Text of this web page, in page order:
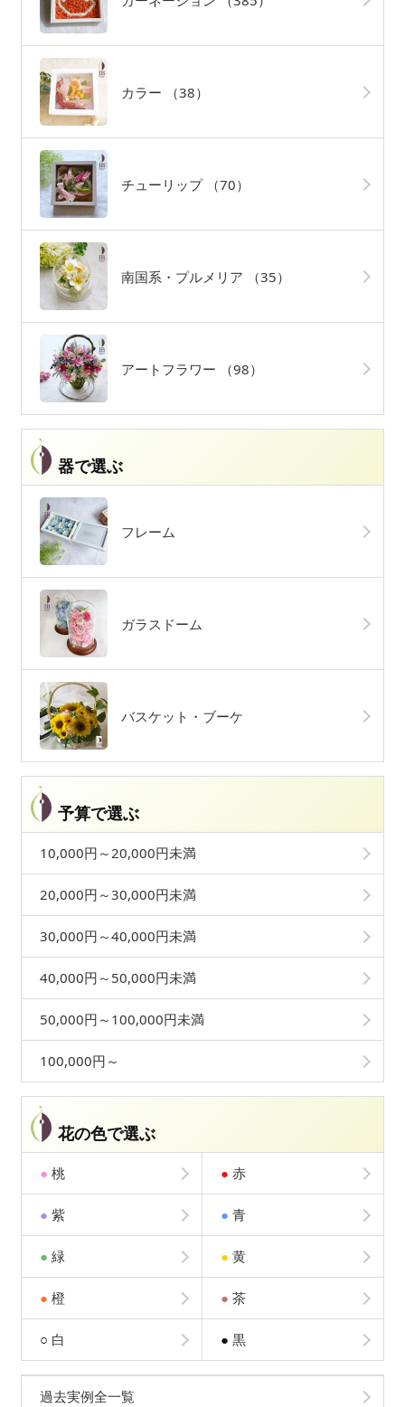
カラー （38）
チューリップ （70）
南国系・プルメリア （35）
アートフラワー （98）
器で選ぶ
フレーム
ガラスドーム
バスケット・ブーケ
予算で選ぶ
10,000円～20,000円未満
20,000円～30,000円未満
30,000円～40,000円未満
40,000円～50,000円未満
50,000円～100,000円未満
100,000円～
花の色で選ぶ
● 桃 ● 赤
● 紫 ● 青
● 緑 ● 黄
● 橙 ● 茶
○ 白 ● 黒
過去実例全一覧